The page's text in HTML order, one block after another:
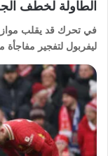
الطاولة لخطف
​في تحرك قد يقلب
ليفربول لتفجير مفاجأة